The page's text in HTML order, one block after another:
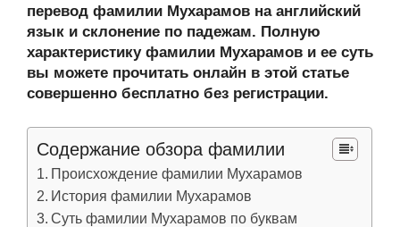
перевод фамилии Мухарамов на английский
язык и склонение по падежам. Полную
характеристику фамилии Мухарамов и ее суть
вы можете прочитать онлайн в этой статье
совершенно бесплатно без регистрации.
Содержание обзора фамилии
Происхождение фамилии Мухарамов
История фамилии Мухарамов
Суть фамилии Мухарамов по буквам